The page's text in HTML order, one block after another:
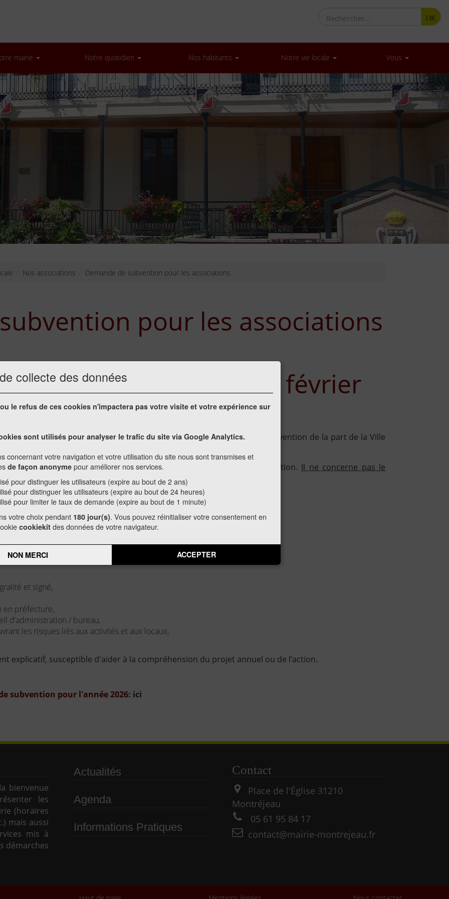
collecte des données
le refus de ces cookies n'impactera pas votre visite et votre expérience sur
sont utilisés pour analyser le trafic du site via Google Analytics.
concernant votre navigation et votre utilisation du site nous sont transmises et
de façon anonyme pour améliorer nos services.
pour distinguer les utilisateurs (expire au bout de 2 ans)
pour distinguer les utilisateurs (expire au bout de 24 heures)
pour limiter le taux de demande (expire au bout de 1 minute)
votre choix pendant 180 jour(s). Vous pouvez réinitialiser votre consentement en
cookiekit des données de votre navigateur.
NON MERCI ACCEPTER
OK
mairie Notre quotidien Nos habitants Notre vie locale Vous
Nos associations Demande de subvention pour les associations
pour les associations
des dossiers : 20 février
formulaire destiné à toutes les associations désirant obtenir une subvention de la part de la Ville
relatives aux projets annuels ou aux actions spécifiques de l’association. Il ne concerne pas le
que si ce dossier est :
ci-dessous.
et signé,
en préfecture,
d’administration / bureau,
les risques liés aux activités et aux locaux,
explicatif, susceptible d'aider à la compréhension du projet annuel ou de l’action.
subvention pour l'année 2026: ici
bienvenue
les
(horaires
mais aussi
mis à
démarches
Actualités
Agenda
Informations Pratiques
Contact
Place de l'Église 31210
Montréjeau
05 61 95 84 17
contact@mairie-montrejeau.fr